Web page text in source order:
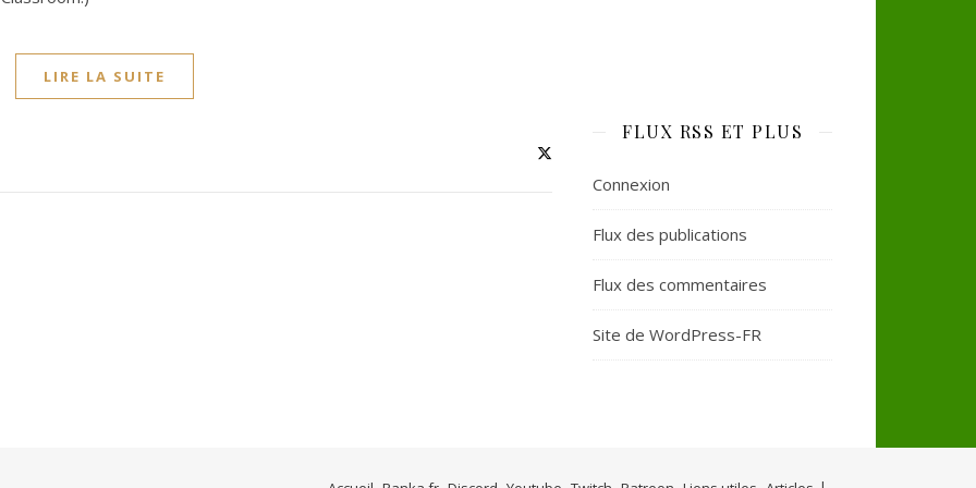
LIRE LA SUITE
FLUX RSS ET PLUS
Connexion
Flux des publications
Flux des commentaires
Site de WordPress-FR